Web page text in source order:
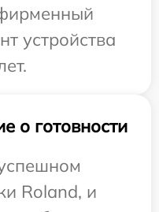
устройства
о готовности
Roland, и